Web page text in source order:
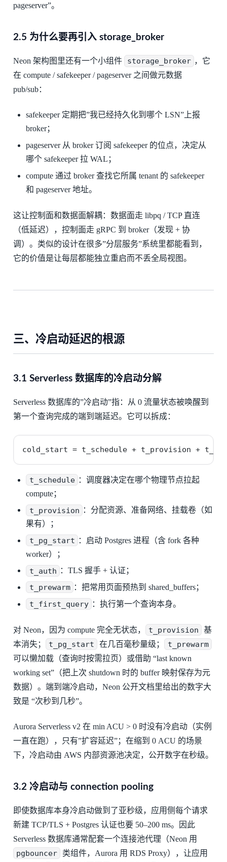
pageserver”。
2.5 为什么要再引入 storage_broker
Neon 架构图里还有一个小组件 storage_broker ，它
在 compute / safekeeper / pageserver 之间做元数据
pub/sub：
safekeeper 定期把”我已经持久化到哪个 LSN”上报
broker；
pageserver 从 broker 订阅 safekeeper 的位点，决定从
哪个 safekeeper 拉 WAL；
compute 通过 broker 查找它所属 tenant 的 safekeeper
和 pageserver 地址。
这让控制面和数据面解耦：数据面走 libpq / TCP 直连
（低延迟），控制面走 gRPC 到 broker（发现 + 协
调）。类似的设计在很多”分层服务”系统里都能看到，
它的价值是让每层都能独立重启而不丢全局视图。
三、冷启动延迟的根源
3.1 Serverless 数据库的冷启动分解
Serverless 数据库的”冷启动”指：从 0 流量状态被唤醒到
第一个查询完成的端到端延迟。它可以拆成：
cold_start = t_schedule + t_provision +
t_schedule ：调度器决定在哪个物理节点拉起
compute；
t_provision ：分配资源、准备网络、挂载卷（如
果有）；
t_pg_start ：启动 Postgres 进程（含 fork 各种
worker）；
t_auth ：TLS 握手 + 认证；
t_prewarm ：把常用页面预热到 shared_buffers；
t_first_query ：执行第一个查询本身。
对 Neon，因为 compute 完全无状态， t_provision
基
本消失；
t_pg_start 在几百毫秒量级； t_prewarm
可以懒加载（查询时按需拉页）或借助 “last known
working set”（把上次 shutdown 时的 buffer 映射保存为元
数据）。端到端冷启动，Neon 公开文档里给出的数字大
致是 “次秒到几秒”。
Aurora Serverless v2 在 min ACU > 0 时没有冷启动（实例
一直在跑），只有”扩容延迟”；在缩到 0 ACU 的场景
下，冷启动由 AWS 内部资源池决定，公开数字在秒级。
3.2 冷启动与 connection pooling
即使数据库本身冷启动做到了亚秒级，应用侧每个请求
新建 TCP/TLS + Postgres 认证也要 50–200 ms。因此
Serverless 数据库通常配套一个连接池代理（Neon 用
pgbouncer
类组件，Aurora 用 RDS Proxy），让应用